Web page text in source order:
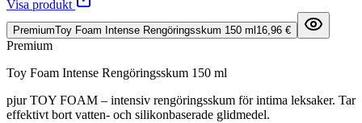
Visa produkt
PremiumToy Foam Intense Rengöringsskum 150 ml 16,96 €
Premium
Toy Foam Intense Rengöringsskum 150 ml
pjur TOY FOAM – intensiv rengöringsskum för intima leksaker. Tar
effektivt bort vatten- och silikonbaserade glidmedel.